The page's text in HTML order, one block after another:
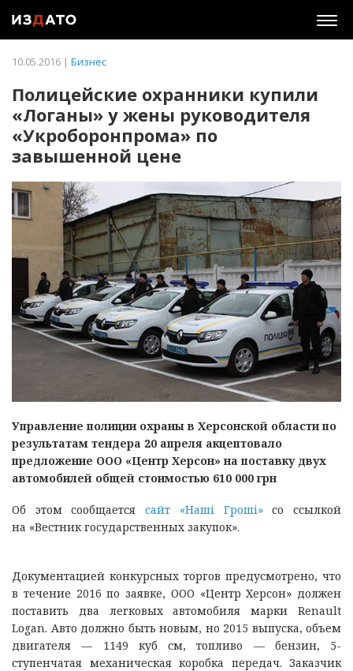
10.05.2016 | Бизнес
Полицейские охранники купили
«Логаны» у жены руководителя
«Укроборонпрома» по
завышенной цене
Управление полиции охраны в Херсонской области по
результатам тендера 20 апреля акцептовало
предложение ООО «Центр Херсон» на поставку двух
автомобилей общей стоимостью 610 000 грн
Об этом сообщаетсясайт «Наші Гроші»со ссылкой
на «Вестник государственных закупок».
Документацией конкурсных торгов предусмотрено, что
в течение 2016 по заявке, ООО «Центр Херсон» должен
поставить два легковых автомобиля марки Renault
Logan. Авто должно быть новым, но 2015 выпуска, объем
двигателя — 1149 куб см, топливо — бензин, 5-
ступенчатая механическая коробка передач. Заказчик